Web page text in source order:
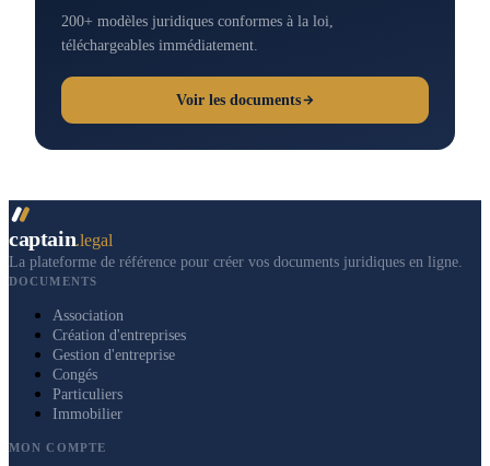
200+ modèles juridiques conformes à la loi,
téléchargeables immédiatement.
Voir les documents
captain.legal
La plateforme de référence pour créer vos documents juridiques en ligne.
DOCUMENTS
Association
Création d'entreprises
Gestion d'entreprise
Congés
Particuliers
Immobilier
MON COMPTE